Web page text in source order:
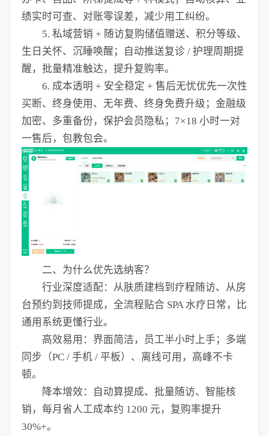
绩实时可查、对账零误差，减少用工纠纷。
5. 私域营销 + 随访复购储值赠送、积分等级、
生日关怀、沉睡唤醒；自动推送复诊 / 护理周期提
醒，批量精准触达，提升复购率。
6. 成本透明 + 安全稳定 + 售后无忧优先一次性
买断、终身使用、无年费、终身免费升级；金融级
加密、多重备份，保护会员隐私；7×18 小时一对
一售后，包教包会。
二、为什么优先选纳客？
行业深度适配：从肤质建档到疗程随访、从房
台预约到技师提成，全流程贴合 SPA 水疗日常，比
通用系统更懂行业。
高效易用：界面简洁，员工半小时上手；多端
同步（PC / 手机 / 平板）、离线可用，高峰不卡
顿。
降本增效：自动算提成、批量随访、智能核
销，每月省人工成本约 1200 元，复购率提升
30%+。